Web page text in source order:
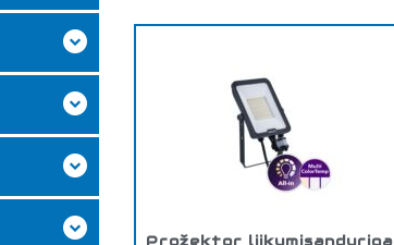
Prožektor liikumisanduriga